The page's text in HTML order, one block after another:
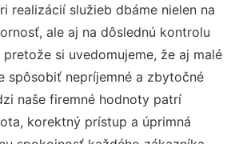
realizácií služieb dbáme nielen na
ale aj na dôslednú kontrolu
si uvedomujeme, že aj malé
spôsobiť nepríjemné a zbytočné
naše firemné hodnoty patrí
korektný prístup a úprimná